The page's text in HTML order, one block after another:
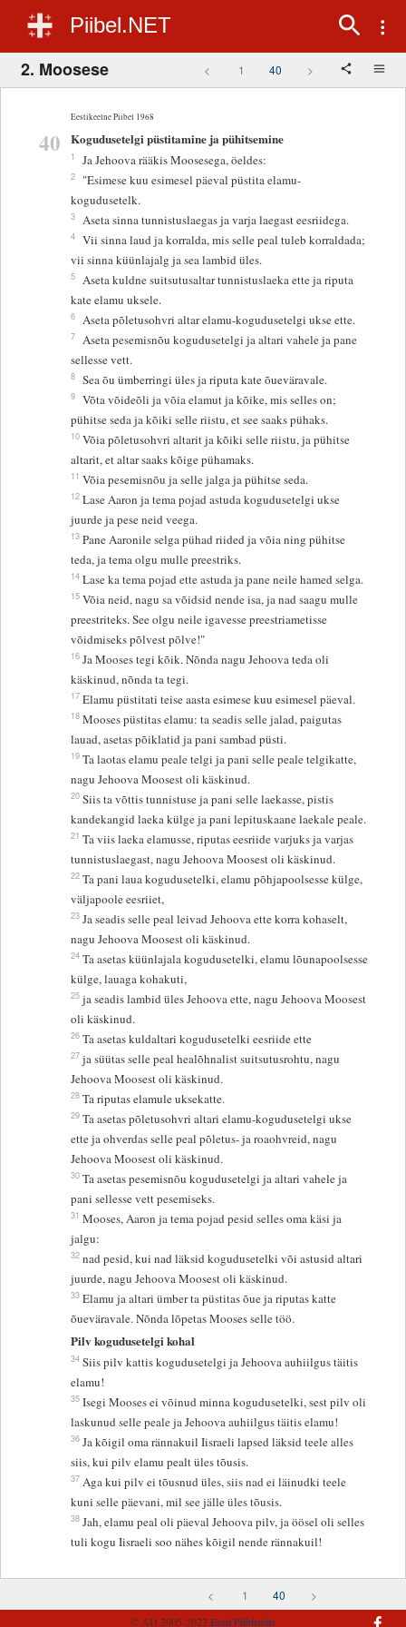
Piibel.NET
2. Moosese < 1 40 >
Eestikeelne Piibel 1968
40 Kogudusetelgi püstitamine ja pühitsemine
1 Ja Jehoova rääkis Moosesega, öeldes:
2
"Esimese kuu esimesel päeval püstita elamu-
kogudusetelk.
3 Aseta sinna tunnistuslaegas ja varja laegast eesriidega.
4 Vii sinna laud ja korralda, mis selle peal tuleb korraldada;
vii sinna küünlajalg ja sea lambid üles.
5 Aseta kuldne suitsutusaltar tunnistuslaeka ette ja riputa
kate elamu uksele.
6 Aseta põletusohvri altar elamu-kogudusetelgi ukse ette.
7 Aseta pesemisnõu kogudusetelgi ja altari vahele ja pane
sellesse vett.
8 Sea õu ümberringi üles ja riputa kate õueväravale.
9 Võta võideõli ja võia elamut ja kõike, mis selles on;
pühitse seda ja kõiki selle riistu, et see saaks pühaks.
10 Võia põletusohvri altarit ja kõiki selle riistu, ja pühitse
altarit, et altar saaks kõige pühamaks.
11 Võia pesemisnõu ja selle jalga ja pühitse seda.
12 Lase Aaron ja tema pojad astuda kogudusetelgi ukse
juurde ja pese neid veega.
13 Pane Aaronile selga pühad riided ja võia ning pühitse
teda, ja tema olgu mulle preestriks.
14 Lase ka tema pojad ette astuda ja pane neile hamed selga.
15 Võia neid, nagu sa võidsid nende isa, ja nad saagu mulle
preestriteks. See olgu neile igavesse preestriametisse
võidmiseks põlvest põlve!"
16 Ja Mooses tegi kõik. Nõnda nagu Jehoova teda oli
käskinud, nõnda ta tegi.
17 Elamu püstitati teise aasta esimese kuu esimesel päeval.
18 Mooses püstitas elamu: ta seadis selle jalad, paigutas
lauad, asetas põiklatid ja pani sambad püsti.
19 Ta laotas elamu peale telgi ja pani selle peale telgikatte,
nagu Jehoova Moosest oli käskinud.
20 Siis ta võttis tunnistuse ja pani selle laekasse, pistis
kandekangid laeka külge ja pani lepituskaane laekale peale.
21 Ta viis laeka elamusse, riputas eesriide varjuks ja varjas
tunnistuslaegast, nagu Jehoova Moosest oli käskinud.
22 Ta pani laua kogudusetelki, elamu põhjapoolsesse külge,
väljapoole eesriiet,
23 Ja seadis selle peal leivad Jehoova ette korra kohaselt,
nagu Jehoova Moosest oli käskinud.
24 Ta asetas küünlajala kogudusetelki, elamu lõunapoolsesse
külge, lauaga kohakuti,
25 ja seadis lambid üles Jehoova ette, nagu Jehoova Moosest
oli käskinud.
26 Ta asetas kuldaltari kogudusetelki eesriide ette
27 ja süütas selle peal healõhnalist suitsutusrohtu, nagu
Jehoova Moosest oli käskinud.
28 Ta riputas elamule uksekatte.
29 Ta asetas põletusohvri altari elamu-kogudusetelgi ukse
ette ja ohverdas selle peal põletus- ja roaohvreid, nagu
Jehoova Moosest oli käskinud.
30 Ta asetas pesemisnõu kogudusetelgi ja altari vahele ja
pani sellesse vett pesemiseks.
31 Mooses, Aaron ja tema pojad pesid selles oma käsi ja
jalgu:
32 nad pesid, kui nad läksid kogudusetelki või astusid altari
juurde, nagu Jehoova Moosest oli käskinud.
33 Elamu ja altari ümber ta püstitas õue ja riputas katte
õueväravale. Nõnda lõpetas Mooses selle töö.
Pilv kogudusetelgi kohal
34 Siis pilv kattis kogudusetelgi ja Jehoova auhiilgus täitis
elamu!
35 Isegi Mooses ei võinud minna kogudusetelki, sest pilv oli
laskunud selle peale ja Jehoova auhiilgus täitis elamu!
36 Ja kõigil oma rännakuil Iisraeli lapsed läksid teele alles
siis, kui pilv elamu pealt üles tõusis.
37 Aga kui pilv ei tõusnud üles, siis nad ei läinudki teele
kuni selle päevani, mil see jälle üles tõusis.
38 Jah, elamu peal oli päeval Jehoova pilv, ja öösel oli selles
tuli kogu Iisraeli soo nähes kõigil nende rännakuil!
< 1 40 >
© AD 2005-2022Eesti Piibliselts